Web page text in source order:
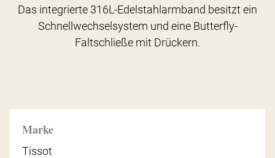
Marke
Tissot
Das integrierte 316L-Edelstahlarmband besitzt ein
Schnellwechselsystem und eine Butterfly-
Faltschließe mit Drückern.